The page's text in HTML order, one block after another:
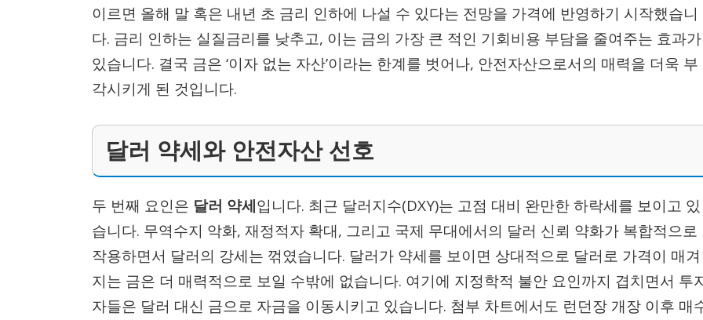
이르면 올해 말 혹은 내년 초 금리 인하에 나설 수 있다는 전망을 가격에 반영하기 시작했습니
다. 금리 인하는 실질금리를 낮추고, 이는 금의 가장 큰 적인 기회비용 부담을 줄여주는 효과가
있습니다. 결국 금은 ‘이자 없는 자산’이라는 한계를 벗어나, 안전자산으로서의 매력을 더욱 부
각시키게 된 것입니다.
달러 약세와 안전자산 선호
두 번째 요인은 달러 약세입니다. 최근 달러지수(DXY)는 고점 대비 완만한 하락세를 보이고 있
습니다. 무역수지 악화, 재정적자 확대, 그리고 국제 무대에서의 달러 신뢰 약화가 복합적으로
작용하면서 달러의 강세는 꺾였습니다. 달러가 약세를 보이면 상대적으로 달러로 가격이 매겨
지는 금은 더 매력적으로 보일 수밖에 없습니다. 여기에 지정학적 불안 요인까지 겹치면서 투
자들은 달러 대신 금으로 자금을 이동시키고 있습니다. 첨부 차트에서도 런던장 개장 이후 매